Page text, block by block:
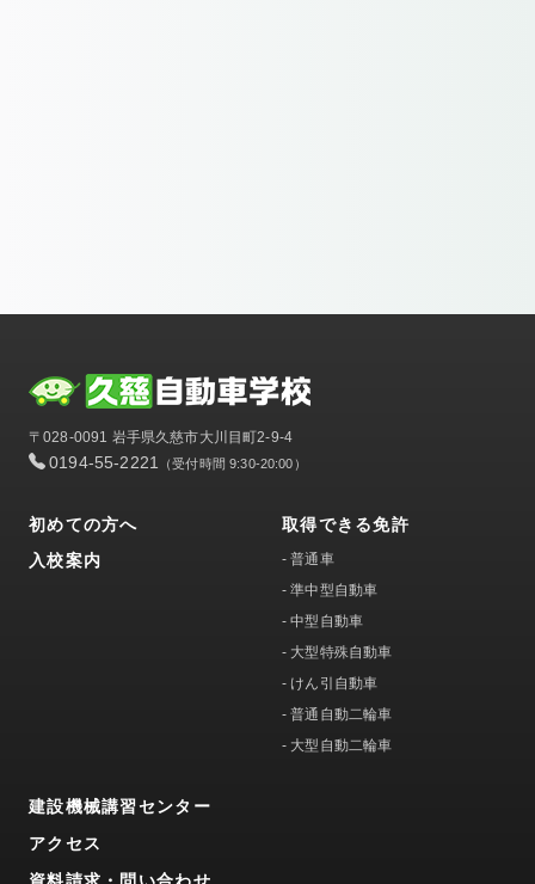
〒028-0091 岩手県久慈市大川目町2-9-4
0194-55-2221 （受付時間 9:30-20:00）
初めての方へ
入校案内
取得できる免許
-普通車
-準中型自動車
-中型自動車
- 大型特殊自動車
- けん引自動車
-普通自動二輪車
- 大型自動二輪車
建設機械講習センター
アクセス
資料請求・問い合わせ